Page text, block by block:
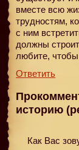
вместе всю
трудностям,
с ним
должны
любите,
Ответить
историю
Как Вас